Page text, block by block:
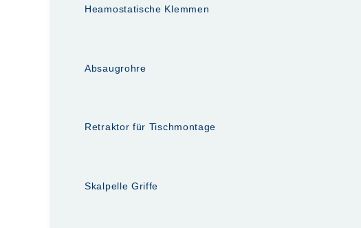
Heamostatische Klemmen
Absaugrohre
Retraktor für Tischmontage
Skalpelle Griffe